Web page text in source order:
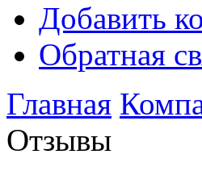
Добавить
Обратная
Главная
Отзывы